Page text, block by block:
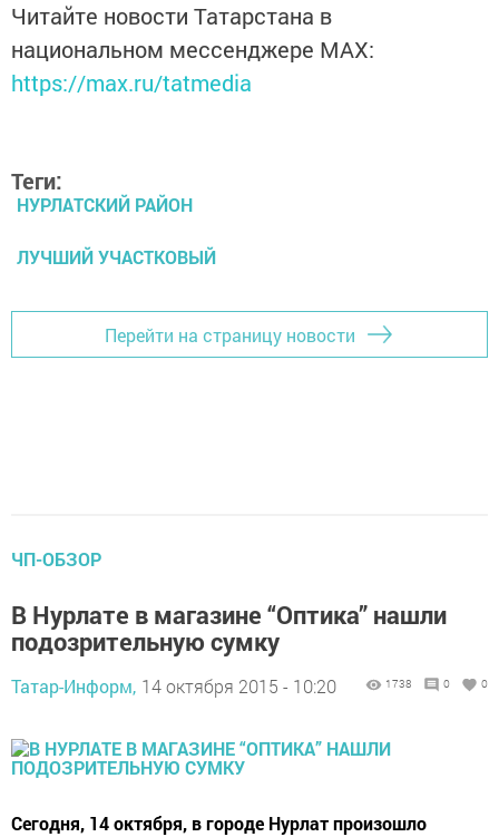
Читайте новости Татарстана в
национальном мессенджере MАХ:
https://max.ru/tatmedia
Теги:
НУРЛАТСКИЙ РАЙОН
ЛУЧШИЙ УЧАСТКОВЫЙ
Перейти на страницу новости
ЧП-ОБЗОР
В Нурлате в магазине “Оптика” нашли
подозрительную сумку
Татар-Информ, 14 октября 2015 - 10:20 1738 0 0
Сегодня, 14 октября, в городе Нурлат произошло